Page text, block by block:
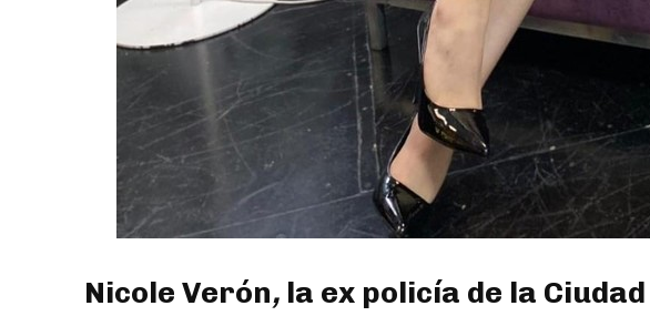
Nicole Verón, la ex policía de la